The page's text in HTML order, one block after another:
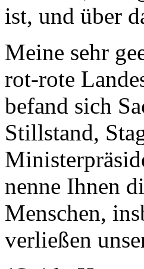
ist, und über
Meine sehr
rot-rote
befand sich
Stillstand,
nenne Ihnen
Menschen,
verließen